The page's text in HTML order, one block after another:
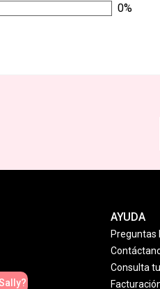
0%
AYUDA
Preguntas
Consulta